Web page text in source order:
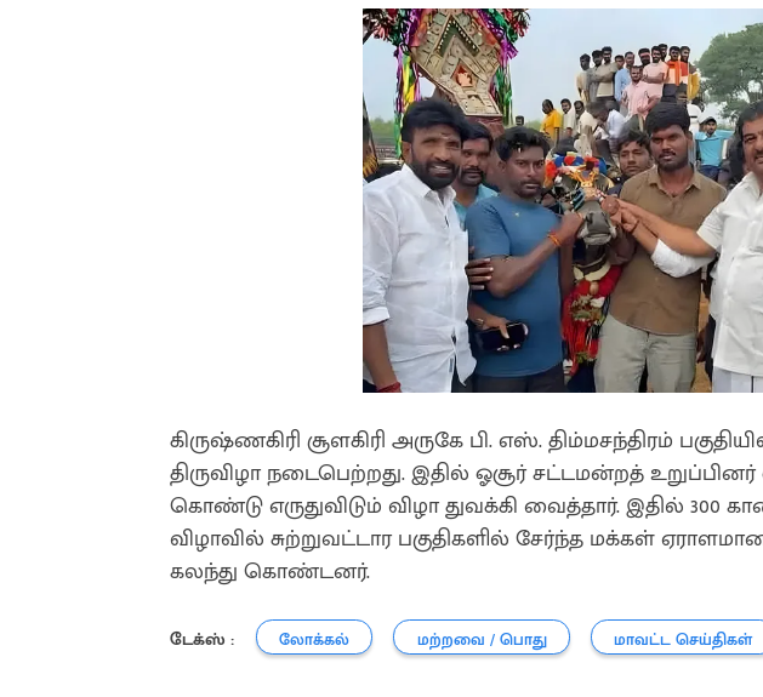
கிருஷ்ணகிரி சூளகிரி அருகே பி. எஸ். திம்மசந்திரம்
திருவிழா நடைபெற்றது. இதில் ஓசூர் சட்டமன்றத்
கொண்டு எருதுவிடும் விழா துவக்கி வைத்தார். இதில் 300
விழாவில் சுற்றுவட்டார பகுதிகளில் சேர்ந்த மக்கள்
கலந்து கொண்டனர்.
டேக்ஸ் : லோக்கல் மற்றவை / பொது மாவட்ட செய்திகள்